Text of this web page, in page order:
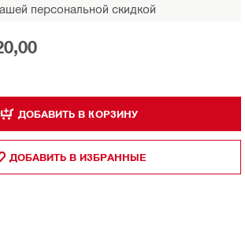
персональной скидкой
ДОБАВИТЬ В КОРЗИНУ
ДОБАВИТЬ В ИЗБРАННЫЕ